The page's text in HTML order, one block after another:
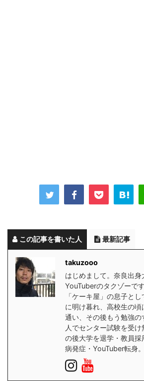
この記事を書いた人 最新記事
takuzooo
はじめまして。奈良出身
YouTuberのタクゾーで
「ケーキ屋」の息子と
に明け暮れ、高校生の
通い、その後もう勉強の
人でセンター試験を受
の後大学を退学・教員採
病発症・YouTuber転身。